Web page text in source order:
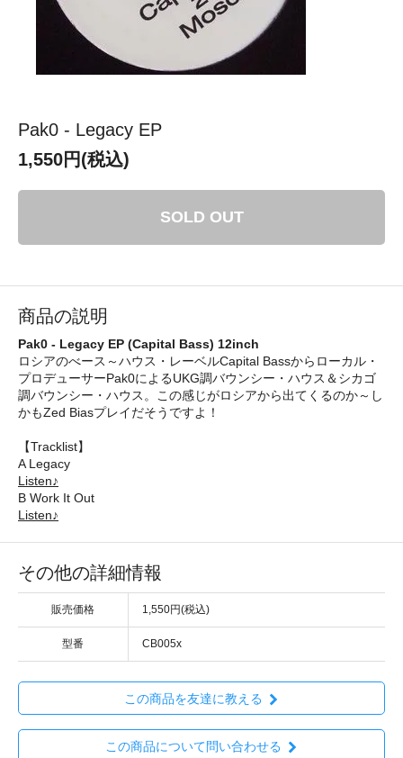
Pak0 - Legacy EP
1,550円(税込)
SOLD OUT
商品の説明
Pak0 - Legacy EP (Capital Bass) 12inch
ロシアのべース～ハウス・レーベルCapital Bassからローカル・
プロデューサーPak0によるUKG調バウンシー・ハウス＆シカゴ
調バウンシー・ハウス。この感じがロシアから出てくるのか～し
かもZed Biasプレイだそうですよ！
【Tracklist】
A Legacy
Listen♪
B Work It Out
Listen♪
その他の詳細情報
販売価格 1,550円(税込)
型番 CB005x
この商品を友達に教える
この商品について問い合わせる